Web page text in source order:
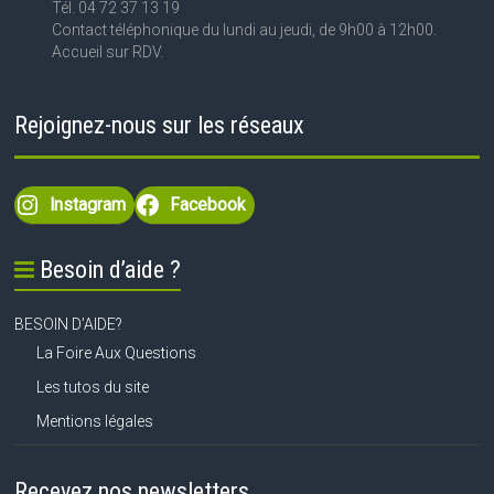
Tél. 04 72 37 13 19
Contact téléphonique du lundi au jeudi, de 9h00 à 12h00.
Accueil sur RDV.
Rejoignez-nous sur les réseaux
Instagram Facebook
Besoin d’aide ?
BESOIN D’AIDE?
La Foire Aux Questions
Les tutos du site
Mentions légales